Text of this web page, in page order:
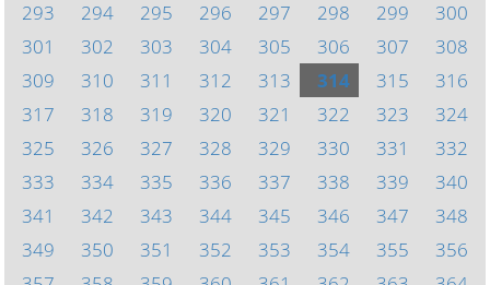
293
294 295 296 297 298 299
300
301
302 303 304 305 306 307
308
309
310 311 312 313 314 315
316
317
318 319 320 321 322 323
324
325
326 327 328 329 330 331
332
333
334 335 336 337 338 339
340
341
342 343 344 345 346 347
348
349
350 351 352 353 354 355
356